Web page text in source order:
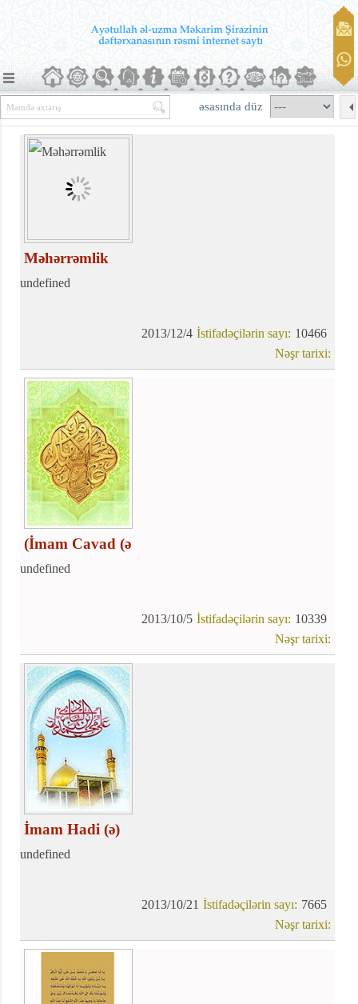
əsasında düz
Məhərrəmlik
undefined
10466
İstifadəçilərin sayı:
2013/12/4
Nəşr tarixi:
(İmam Cavad (ə
undefined
10339
İstifadəçilərin sayı:
2013/10/5
Nəşr tarixi:
İmam Hadi (ə)
undefined
7665
İstifadəçilərin sayı:
2013/10/21
Nəşr tarixi: